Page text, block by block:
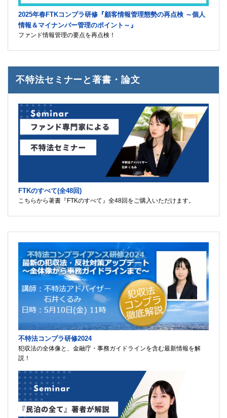
2025年春FTKコンプラ研修『顧客情報管理態勢の再点検 ～個人
情報＆マイナンバー管理のポイント～』
ファンド情報管理の要点を再点検！
不特法セミナーと著書・論文
FTKのすべて(全48回)
こちらから著書『FTKのすべて』全48回をご購入いただけます。
不特法コンプラ研修2024
犯収法の全体像と、金融庁・事務ガイドラインを含む最新情報を解
説！